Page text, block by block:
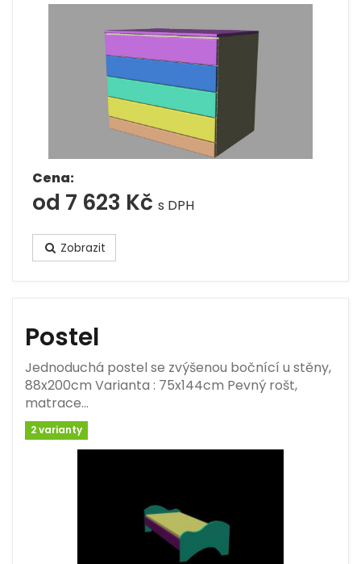
Cena:
od 7 623 Kč s DPH
Zobrazit
Postel
Jednoduchá postel se zvýšenou bočnící u stěny,
88x200cm Varianta : 75x144cm Pevný rošt,
matrace…
2 varianty